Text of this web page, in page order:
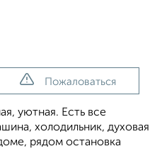
Пожаловаться
уютная. Есть все
холодильник, духовая
рядом остановка